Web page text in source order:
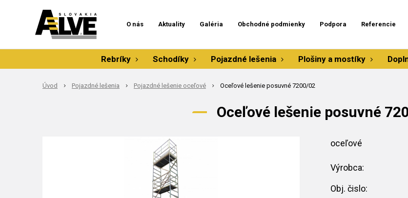
O nás Aktuality Galéria Obchodné podmienky Podpora Referencie
Rebríky Schodíky Pojazdné lešenia Plošiny a mostíky
Úvod Pojazdné lešenia Pojazdné lešenie oceľové Oceľové lešenie posuvné 7200/02
Oceľové lešenie posuvné
oceľové
Výrobca:
Obj. čislo: